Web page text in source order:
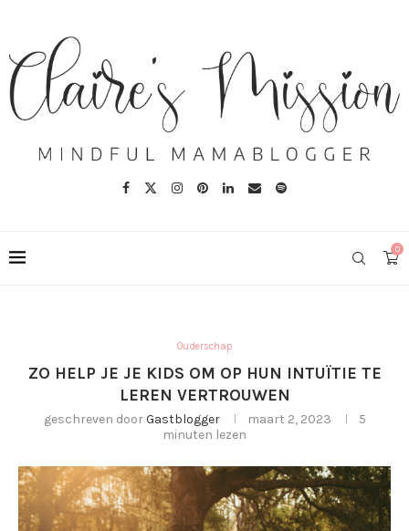
0
Ouderschap
ZO HELP JE JE KIDS OM OP HUN INTUÏTIE TE
LEREN VERTROUWEN
geschreven doorGastblogger maart 2, 2023
5
minuten lezen